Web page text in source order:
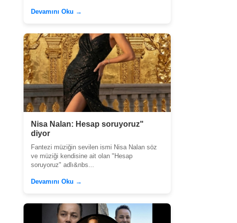
Devamını Oku →
Nisa Nalan: Hesap soruyoruz"
diyor
Fantezi müziğin sevilen ismi Nisa Nalan söz
ve müziği kendisine ait olan "Hesap
soruyoruz" adlı&nbs...
Devamını Oku →